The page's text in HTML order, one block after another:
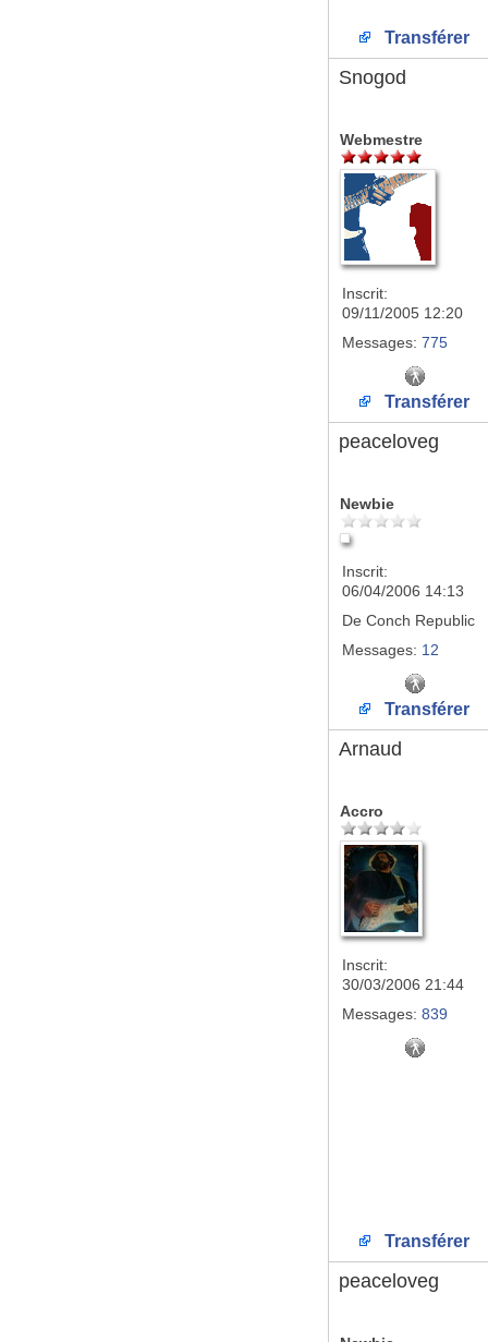
Transférer
Snogod
Webmestre
Inscrit:
09/11/2005 12:20
Messages: 775
Transférer
peaceloveg
Newbie
Inscrit:
06/04/2006 14:13
De Conch Republic
Messages: 12
Transférer
Arnaud
Accro
Inscrit:
30/03/2006 21:44
Messages: 839
Transférer
peaceloveg